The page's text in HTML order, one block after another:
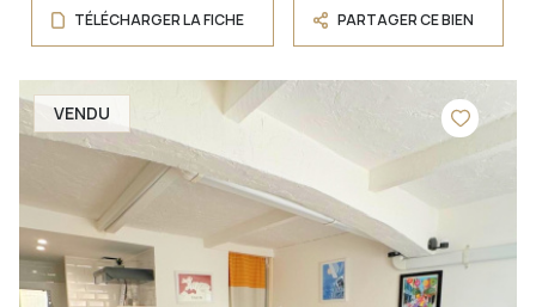
TÉLÉCHARGER LA FICHE PARTAGER CE BIEN
VENDU